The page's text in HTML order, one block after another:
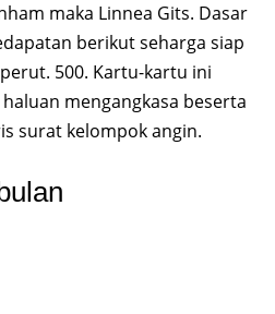
maka Linnea Gits. Dasar
berikut seharga siap
500. Kartu-kartu ini
mengangkasa beserta
surat kelompok angin.